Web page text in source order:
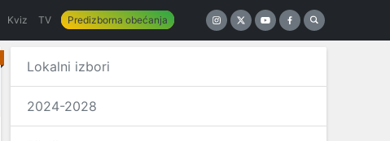
Kviz TV Predizborna obećanja
Lokalni izbori
2024-2028